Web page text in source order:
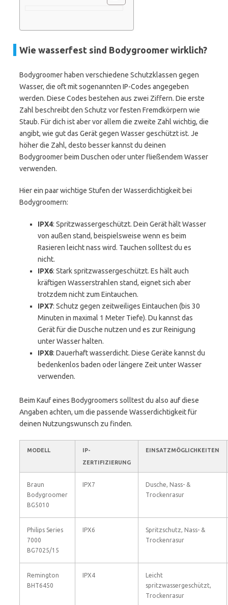
Wie wasserfest sind Bodygroomer wirklich?
Bodygroomer haben verschiedene Schutzklassen gegen
Wasser, die oft mit sogenannten IP-Codes angegeben
werden. Diese Codes bestehen aus zwei Ziffern. Die erste
Zahl beschreibt den Schutz vor festen Fremdkörpern wie
Staub. Für dich ist aber vor allem die zweite Zahl wichtig, die
angibt, wie gut das Gerät gegen Wasser geschützt ist. Je
höher die Zahl, desto besser kannst du deinen
Bodygroomer beim Duschen oder unter fließendem Wasser
verwenden.
Hier ein paar wichtige Stufen der Wasserdichtigkeit bei
Bodygroomern:
IPX4: Spritzwassergeschützt. Dein Gerät hält Wasser
von außen stand, beispielsweise wenn es beim
Rasieren leicht nass wird. Tauchen solltest du es
nicht.
IPX6: Stark spritzwassergeschützt. Es hält auch
kräftigen Wasserstrahlen stand, eignet sich aber
trotzdem nicht zum Eintauchen.
IPX7: Schutz gegen zeitweiliges Eintauchen (bis 30
Minuten in maximal 1 Meter Tiefe). Du kannst das
Gerät für die Dusche nutzen und es zur Reinigung
unter Wasser halten.
IPX8: Dauerhaft wasserdicht. Diese Geräte kannst du
bedenkenlos baden oder längere Zeit unter Wasser
verwenden.
Beim Kauf eines Bodygroomers solltest du also auf diese
Angaben achten, um die passende Wasserdichtigkeit für
deinen Nutzungswunsch zu finden.
MODELL
IP-
ZERTIFIZIERUNG
EINSATZMÖGLICHKEITEN
Braun
Bodygroomer
BG5010
IPX7
Dusche, Nass- &
Trockenrasur
Philips Series
7000
BG7025/15
IPX6
Spritzschutz, Nass- &
Trockenrasur
Remington
BHT6450
IPX4
Leicht
spritzwassergeschützt,
Trockenrasur